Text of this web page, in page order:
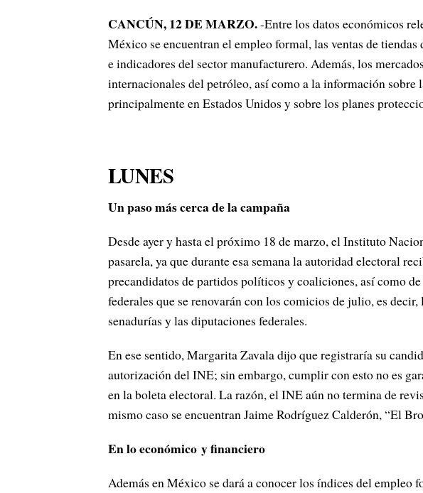
CANCÚN, 12 DE MARZO.-Entre los datos económicos
México se encuentran el empleo formal, las ventas de
e indicadores del sector manufacturero. Además, los
internacionales del petróleo, así como a la información sobre
principalmente en Estados Unidos y sobre los planes
LUNES
Un paso más cerca de la campaña
Desde ayer y hasta el próximo 18 de marzo, el Instituto
pasarela, ya que durante esa semana la autoridad electoral
precandidatos de partidos políticos y coaliciones, así como
federales que se renovarán con los comicios de julio, es
senadurías y las diputaciones federales.
En ese sentido, Margarita Zavala dijo que registraría su
autorización del INE; sin embargo, cumplir con esto no es
en la boleta electoral. La razón, el INE aún no termina de
mismo caso se encuentran Jaime Rodríguez Calderón, “El
En lo económico y financiero
Además en México se dará a conocer los índices del